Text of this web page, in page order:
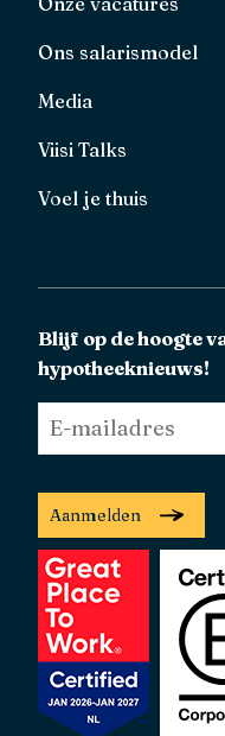
Ons salarismodel
Media
Viisi Talks
Voel je thuis
Blijf op de hoogte
hypotheeknieuws!
E-
mailadres *
Aanmelden